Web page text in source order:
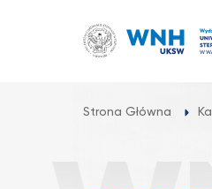
Strona Główna